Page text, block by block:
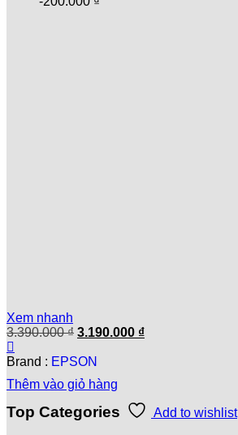
Xem nhanh
3.390.000₫ Giá
là:
3.390.000 ₫.
3.190.000 ₫Giá
Brand : EPSON
Thêm vào giỏ hàng
Add to wishlist
Top Categories